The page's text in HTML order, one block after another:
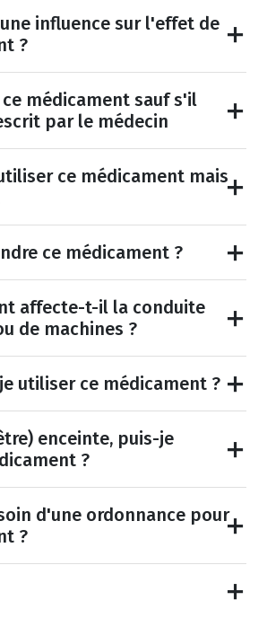
influence sur l'effet de
?
médicament sauf s'il
par le médecin
ce médicament mais
ce médicament ?
affecte-t-il la conduite
de machines ?
utiliser ce médicament ?
enceinte, puis-je
?
d'une ordonnance pour
?